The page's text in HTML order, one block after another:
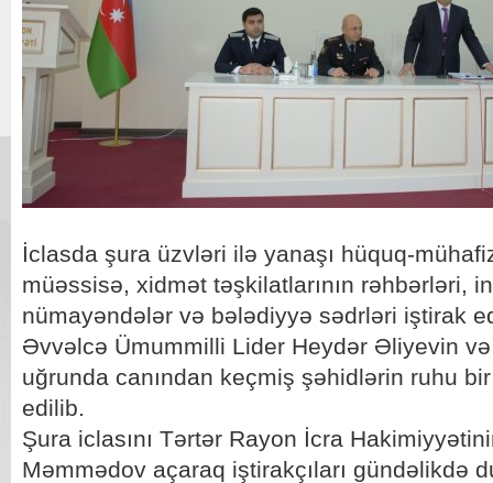
İclasda şura üzvləri ilə yanaşı hüquq-
müəssisə, xidmət təşkilatlarının rəhbərləri,
nümayəndələr və bələdiyyə sədrləri iştirak
Əvvəlcə Ümummilli Lider Heydər Əliyevin və
uğrunda canından keçmiş şəhidlərin ruhu
edilib.
Şura iclasını Tərtər Rayon İcra
Məmmədov açaraq iştirakçıları gündəlikdə